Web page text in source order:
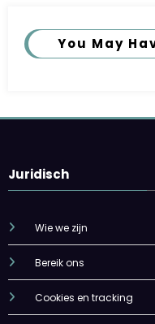
You May
Juridisch
Wie we zijn
Bereik ons
Cookies en tracking